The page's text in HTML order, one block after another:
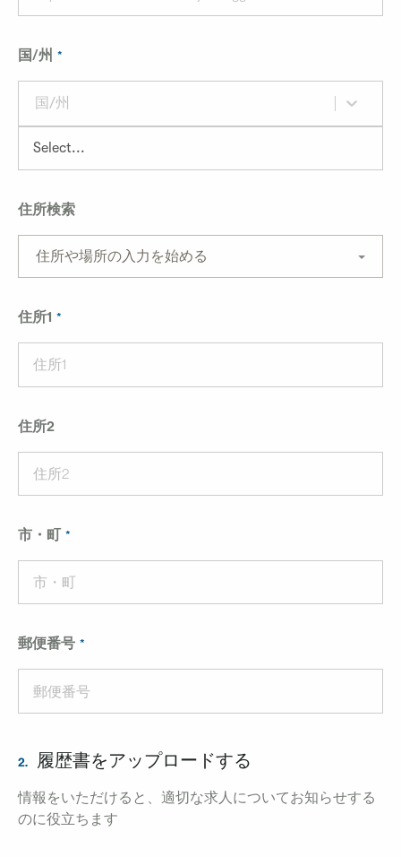
国/州
国/州
住所検索
住所や場所の入力を始める
住所1
住所2
市・町
郵便番号
2. 履歴書をアップロードする
情報をいただけると、適切な求人についてお知らせする
のに役立ちます